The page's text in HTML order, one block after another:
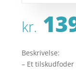
kr.
Beskrivelse:
– Et